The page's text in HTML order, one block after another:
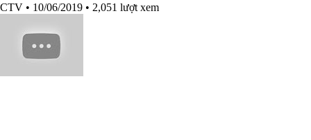
CTV • 10/06/2019 • 2,051 lượt xem